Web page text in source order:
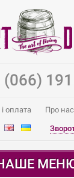
(066)
оплата Про нас